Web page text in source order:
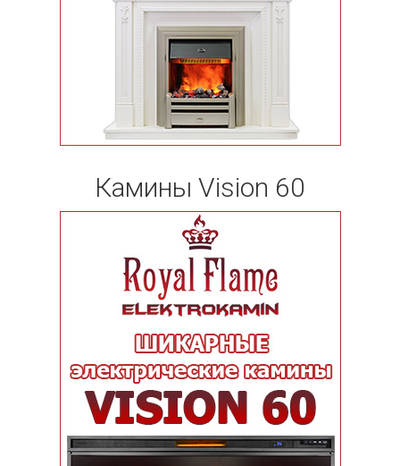
Камины Vision 60